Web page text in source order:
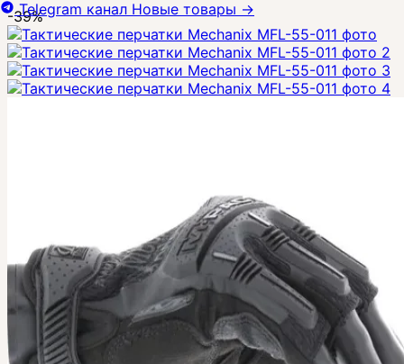
-39%
Telegram канал Новые товары →